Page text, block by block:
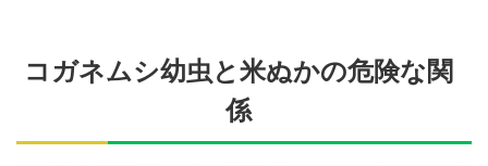
コガネムシ幼虫と米ぬかの危険な関
係